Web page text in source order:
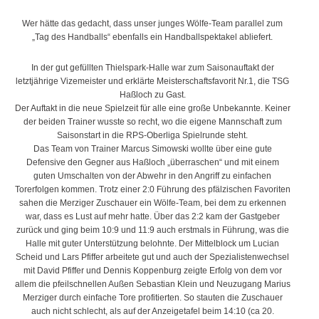
Wer hätte das gedacht, dass unser junges Wölfe-Team parallel zum
„Tag des Handballs“ ebenfalls ein Handballspektakel abliefert.
In der gut gefüllten Thielspark-Halle war zum Saisonauftakt der
letztjährige Vizemeister und erklärte Meisterschaftsfavorit Nr.1, die TSG
Haßloch zu Gast.
Der Auftakt in die neue Spielzeit für alle eine große Unbekannte. Keiner
der beiden Trainer wusste so recht, wo die eigene Mannschaft zum
Saisonstart in die RPS-Oberliga Spielrunde steht.
Das Team von Trainer Marcus Simowski wollte über eine gute
Defensive den Gegner aus Haßloch „überraschen“ und mit einem
guten Umschalten von der Abwehr in den Angriff zu einfachen
Torerfolgen kommen. Trotz einer 2:0 Führung des pfälzischen Favoriten
sahen die Merziger Zuschauer ein Wölfe-Team, bei dem zu erkennen
war, dass es Lust auf mehr hatte. Über das 2:2 kam der Gastgeber
zurück und ging beim 10:9 und 11:9 auch erstmals in Führung, was die
Halle mit guter Unterstützung belohnte. Der Mittelblock um Lucian
Scheid und Lars Pfiffer arbeitete gut und auch der Spezialistenwechsel
mit David Pfiffer und Dennis Koppenburg zeigte Erfolg von dem vor
allem die pfeilschnellen Außen Sebastian Klein und Neuzugang Marius
Merziger durch einfache Tore profitierten. So stauten die Zuschauer
auch nicht schlecht, als auf der Anzeigetafel beim 14:10 (ca 20.